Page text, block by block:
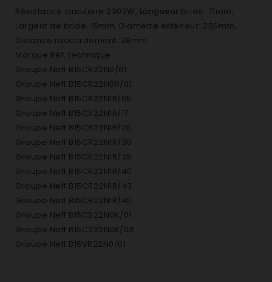
Résistance circulaire 2300W, Longueur bride: 71mm,
Largeur de bride: 15mm, Diamètre extérieur: 205mm,
Distance raccordement: 38mm
Marque Réf. technique
Groupe Neff B15CR22N0/01
Groupe Neff B15CR22N0R/01
Groupe Neff B15CR22N1R/05
Groupe Neff B15CR22N1R/17
Groupe Neff B15CR22N1R/26
Groupe Neff B15CR22N1R/30
Groupe Neff B15CR22N1R/35
Groupe Neff B15CR22N1R/40
Groupe Neff B15CR22N1R/43
Groupe Neff B15CR22N1R/45
Groupe Neff B15CS22N0K/01
Groupe Neff B15CS22N0K/03
Groupe Neff B15VR22N0/01